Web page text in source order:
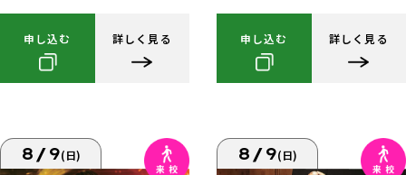
申し込む 詳しく見る 申し込む 詳しく見る
8/9(日) 8/9(日)